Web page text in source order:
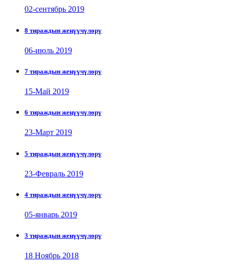
02-сентябрь 2019
8 тираждын жеңүүчүлөрү
06-июль 2019
7 тираждын жеңүүчүлөрү
15-Май 2019
6 тираждын жеңүүчүлөрү
23-Март 2019
5 тираждын жеңүүчүлөрү
23-Февраль 2019
4 тираждын жеңүүчүлөрү
05-январь 2019
3 тираждын жеңүүчүлөрү
18 Ноябрь 2018